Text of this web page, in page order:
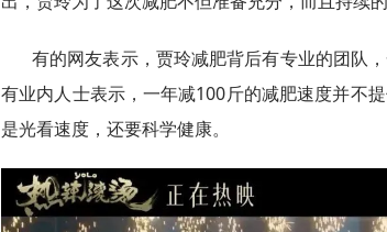
有的网友表示，贾玲减肥背后有专业的团队
有业内人士表示，一年减100斤的减肥速度并不
是光看速度，还要科学健康。